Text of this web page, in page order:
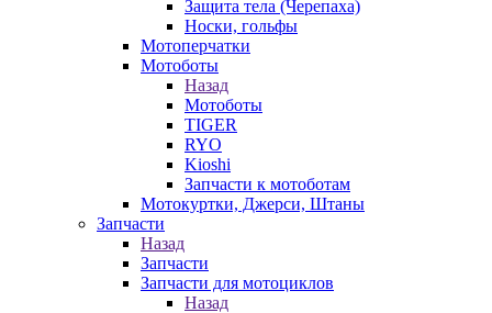
Защита тела (Черепаха)
Носки, гольфы
Мотоперчатки
Мотоботы
Назад
Мотоботы
TIGER
RYO
Kioshi
Запчасти к мотоботам
Мотокуртки, Джерси, Штаны
Запчасти
Назад
Запчасти
Запчасти для мотоциклов
Назад